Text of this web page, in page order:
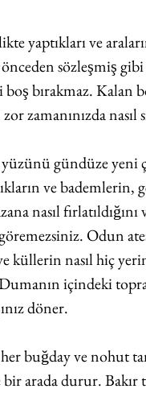
yaptıkları ve
sözleşmiş gibi
boş bırakmaz. Kalan
zamanınızda nasıl
yüzünü gündüze
ve bademlerin,
nasıl
Odun
ve küllerin nasıl hiç
içindeki
döner.
her buğday ve nohut
bir arada durur. Bakır